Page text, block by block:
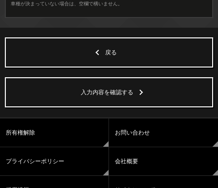
車種が決まっていない場合は、空欄で構いません。
戻る
入力内容を確認する
所有権解除 お問い合わせ
プライバシーポリシー 会社概要